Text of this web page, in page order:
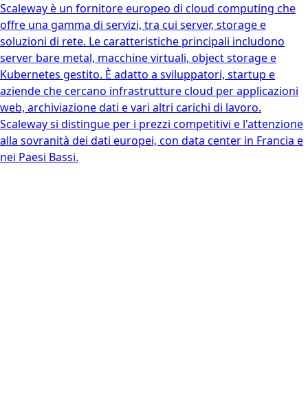
Scaleway è un fornitore europeo di cloud computing che
offre una gamma di servizi, tra cui server, storage e
soluzioni di rete. Le caratteristiche principali includono
server bare metal, macchine virtuali, object storage e
Kubernetes gestito. È adatto a sviluppatori, startup e
aziende che cercano infrastrutture cloud per applicazioni
web, archiviazione dati e vari altri carichi di lavoro.
Scaleway si distingue per i prezzi competitivi e l'attenzione
alla sovranità dei dati europei, con data center in Francia e
nei Paesi Bassi.